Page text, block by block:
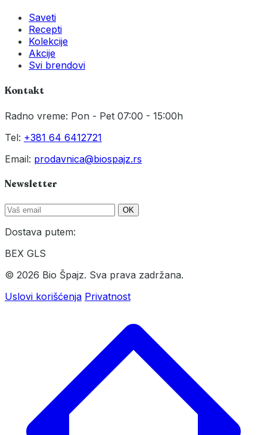
Saveti
Recepti
Kolekcije
Akcije
Svi brendovi
Kontakt
Radno vreme: Pon - Pet 07:00 - 15:00h
Tel: +381 64 6412721
Email: prodavnica@biospajz.rs
Newsletter
OK
Dostava putem:
BEX GLS
© 2026 Bio Špajz. Sva prava zadržana.
Uslovi korišćenja Privatnost